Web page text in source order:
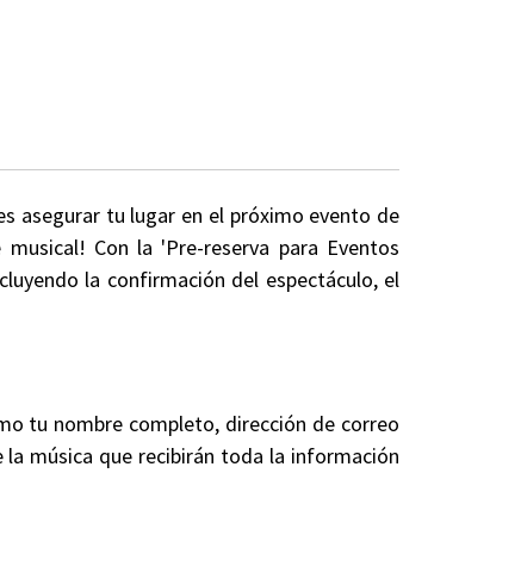
asegurar tu lugar en el próximo evento de
Con la 'Pre-reserva para Eventos
la confirmación del espectáculo, el
tu nombre completo, dirección de correo
música que recibirán toda la información